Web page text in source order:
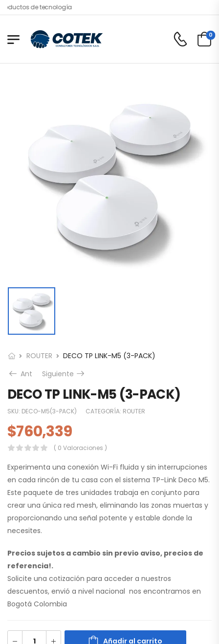
de tecnología
0
ROUTER
DECO TP LINK-M5 (3-PACK)
Ant
Siguiente
DECO TP LINK-M5 (3-PACK)
SKU: DECO-M5(3-PACK) CATEGORÍA: ROUTER
$760,339
( 0 Valoraciones )
Experimenta una conexión Wi-Fi fluida y sin interrupciones
en cada rincón de tu casa con el sistema TP-Link Deco M5.
Este paquete de tres unidades trabaja en conjunto para
crear una única red mesh, eliminando las zonas muertas y
proporcionando una señal potente y estable donde la
necesites.
Precios sujetos a cambio sin previo aviso, precios de
referencia!.
Solicite una cotización para acceder a nuestros
descuentos, envió a nivel nacional nos encontramos en
Bogotá Colombia
Añadir al carrito